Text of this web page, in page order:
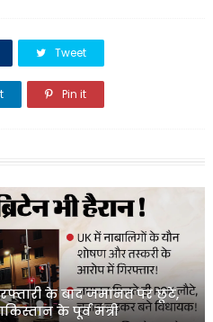
Tweet
Pin it
के बाद जमानत पर छूटे,
के पूर्व मंत्री